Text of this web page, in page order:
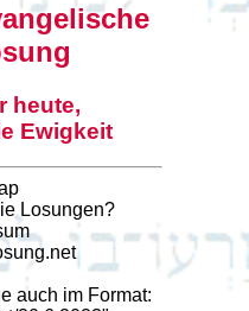
heute,
Ewigkeit
Losungen?
auch im Format: